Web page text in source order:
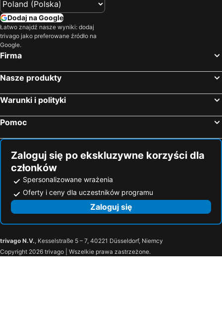
Dodaj na Google
Łatwo znajdź nasze wyniki: dodaj
trivago jako preferowane źródło na
Google.
Firma
Nasze produkty
Warunki i polityki
Pomoc
Zaloguj się po ekskluzywne korzyści dla
członków
Spersonalizowane wrażenia
Oferty i ceny dla uczestników programu
Zaloguj się
trivago N.V., Kesselstraße 5 – 7, 40221 Düsseldorf, Niemcy
Copyright 2026 trivago | Wszelkie prawa zastrzeżone.